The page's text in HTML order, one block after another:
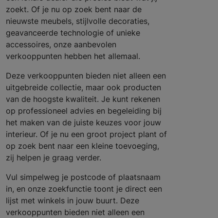
zoekt. Of je nu op zoek bent naar de
nieuwste meubels, stijlvolle decoraties,
geavanceerde technologie of unieke
accessoires, onze aanbevolen
verkooppunten hebben het allemaal.
Deze verkooppunten bieden niet alleen een
uitgebreide collectie, maar ook producten
van de hoogste kwaliteit. Je kunt rekenen
op professioneel advies en begeleiding bij
het maken van de juiste keuzes voor jouw
interieur. Of je nu een groot project plant of
op zoek bent naar een kleine toevoeging,
zij helpen je graag verder.
Vul simpelweg je postcode of plaatsnaam
in, en onze zoekfunctie toont je direct een
lijst met winkels in jouw buurt. Deze
verkooppunten bieden niet alleen een